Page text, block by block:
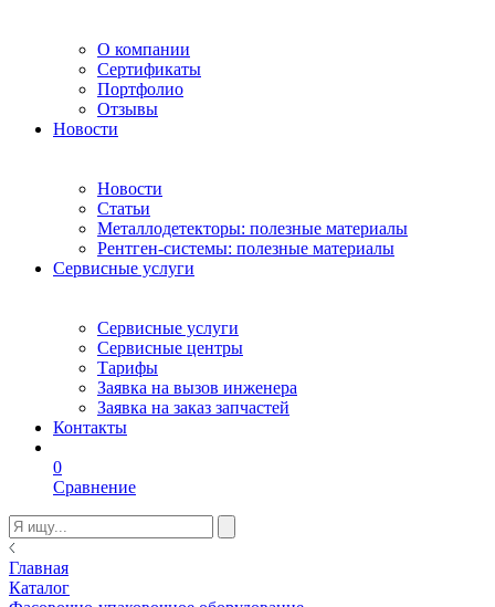
О компании
Сертификаты
Портфолио
Отзывы
Новости
Новости
Статьи
Металлодетекторы: полезные материалы
Рентген-системы: полезные материалы
Сервисные услуги
Сервисные услуги
Сервисные центры
Тарифы
Заявка на вызов инженера
Заявка на заказ запчастей
Контакты
0
Сравнение
Главная
Каталог